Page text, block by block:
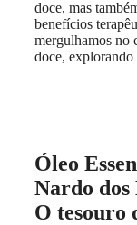
doce, mas
benefícios
mergulhamos no
doce,
Óleo
Nardo
O tesouro